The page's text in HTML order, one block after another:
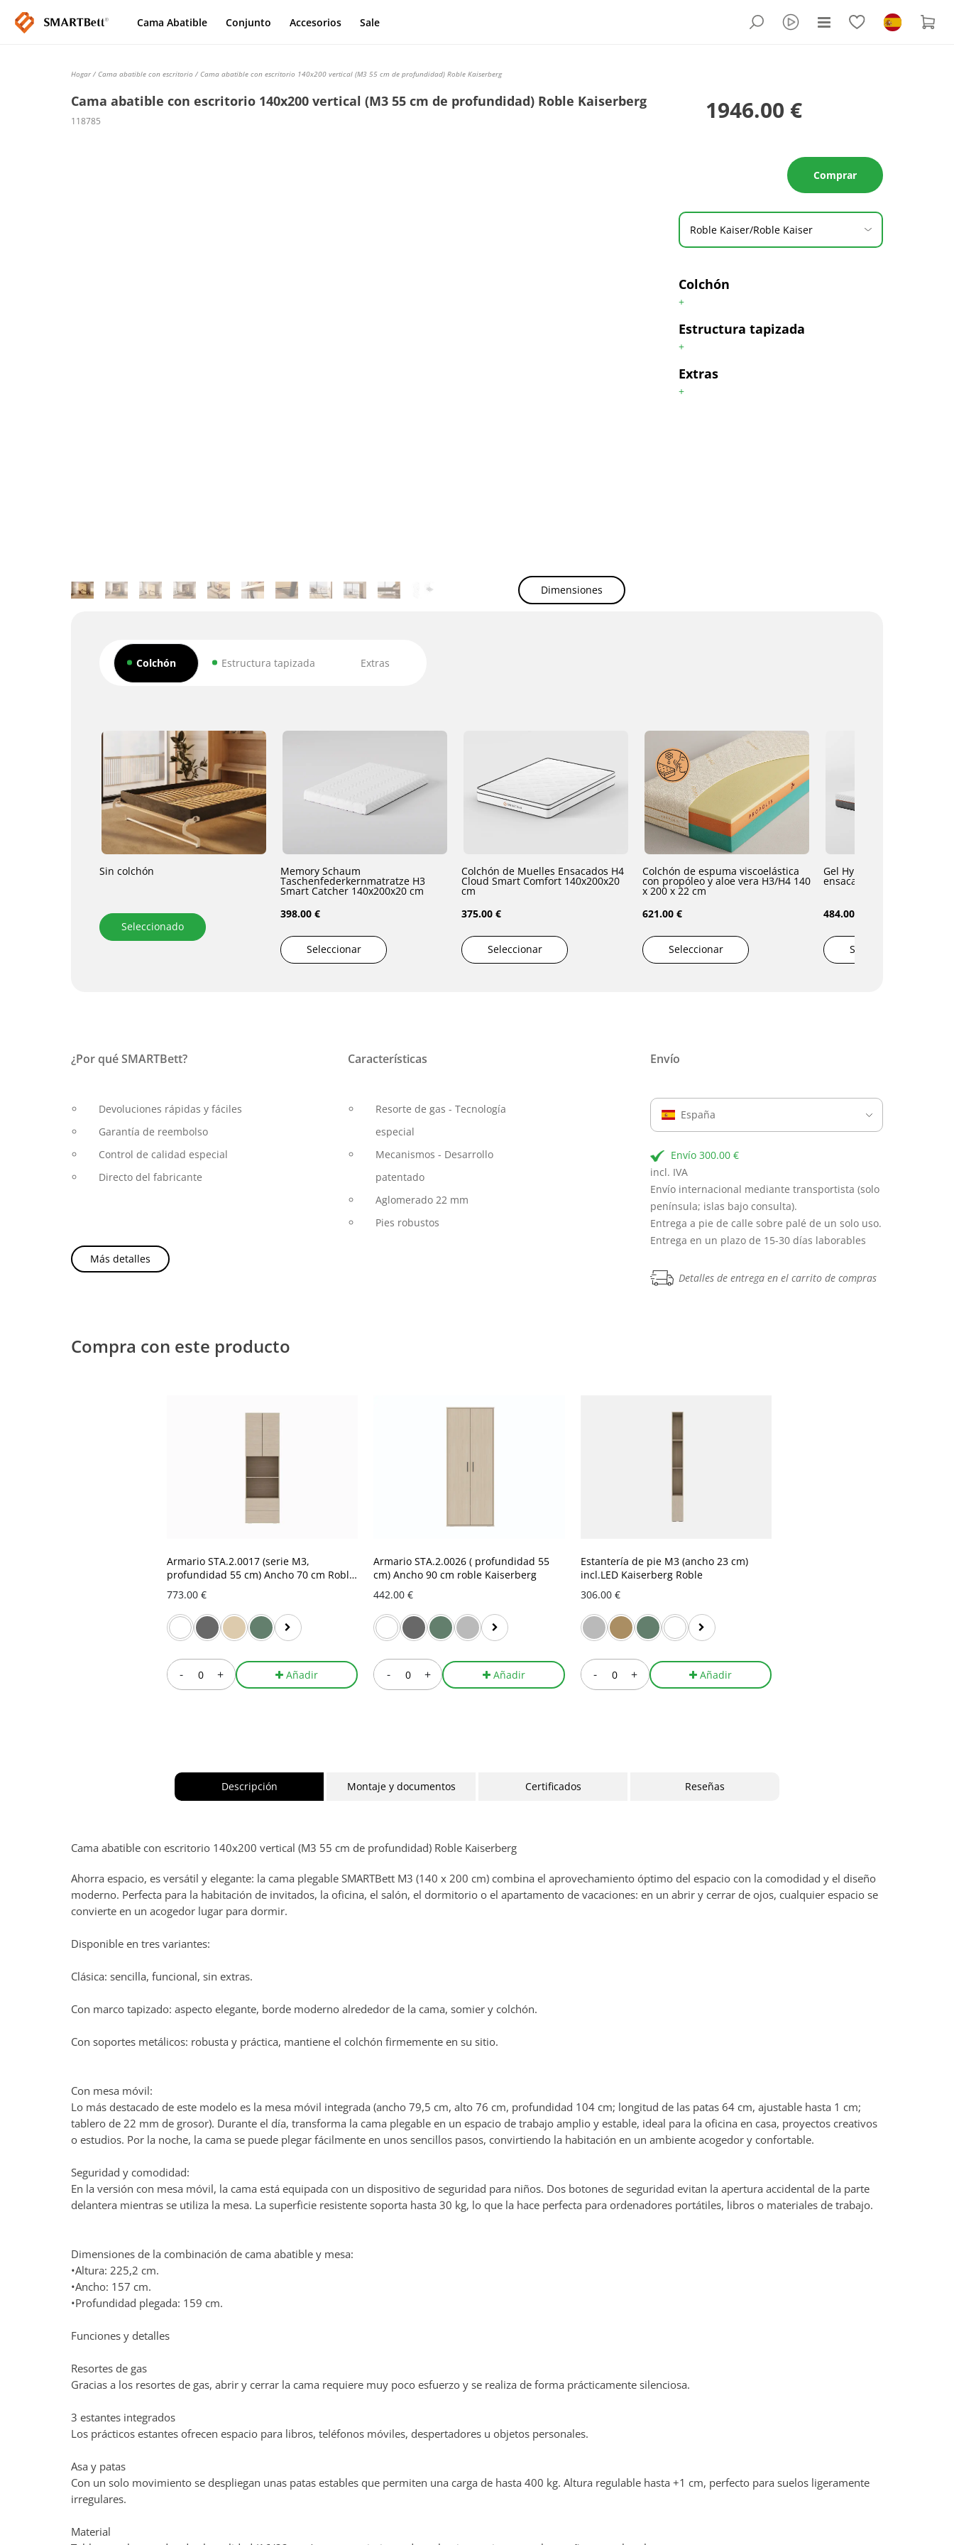
Cama Abatible Conjunto Accesorios Sale
Hogar / Cama abatible con escritorio / Cama abatible con escritorio 140x200 vertical (M3 55 cm de profundidad) Roble Kaiserberg
Cama abatible con escritorio 140x200 vertical (M3 55 cm de profundidad) Roble Kaiserberg
118785 1946.00 €
Dimensiones
Comprar
Roble Kaiser/Roble Kaiser
Colchón
+
Estructura tapizada
+
Extras
+
Colchón Estructura tapizada Extras
Sin colchón
Seleccionado
Memory Schaum
Taschenfederkernmatratze H3
Smart Catcher 140x200x20 cm
398.00 €
Seleccionar
Colchón de Muelles Ensacados H4
Cloud Smart Comfort 140x200x20
cm
375.00 €
Seleccionar
Colchón de espuma viscoelástica
con propóleo y aloe vera H3/H4 140
x 200 x 22 cm
621.00 €
Seleccionar
Gel Hybrid Colchón de
ensacados H3 140x200x22
484.00 €
Seleccionar
¿Por qué SMARTBett?
Devoluciones rápidas y fáciles
Garantía de reembolso
Control de calidad especial
Directo del fabricante
Características
Resorte de gas - Tecnología
especial
Mecanismos - Desarrollo
patentado
Aglomerado 22 mm
Pies robustos
Más detalles
Envío
España
Envío 300.00 €
incl. IVA
Envío internacional mediante transportista (solo
península; islas bajo consulta).
Entrega a pie de calle sobre palé de un solo uso.
Entrega en un plazo de 15-30 días laborables
Detalles de entrega en el carrito de compras
Compra con este producto
Armario STA.2.0017 (serie M3,
profundidad 55 cm) Ancho 70 cm Roble
Kaiserberg
773.00 €
- + Añadir
Armario STA.2.0026 ( profundidad 55
cm) Ancho 90 cm roble Kaiserberg
442.00 €
- + Añadir
Estantería de pie M3 (ancho 23 cm)
incl.LED Kaiserberg Roble
306.00 €
- + Añadir
Descripción Montaje y documentos Certificados Reseñas
Cama abatible con escritorio 140x200 vertical (M3 55 cm de profundidad) Roble Kaiserberg
Ahorra espacio, es versátil y elegante: la cama plegable SMARTBett M3 (140 x 200 cm) combina el aprovechamiento óptimo del espacio con la comodidad y el diseño
moderno. Perfecta para la habitación de invitados, la oficina, el salón, el dormitorio o el apartamento de vacaciones: en un abrir y cerrar de ojos, cualquier espacio se
convierte en un acogedor lugar para dormir.
Disponible en tres variantes:
Clásica: sencilla, funcional, sin extras.
Con marco tapizado: aspecto elegante, borde moderno alrededor de la cama, somier y colchón.
Con soportes metálicos: robusta y práctica, mantiene el colchón firmemente en su sitio.
Con mesa móvil:
Lo más destacado de este modelo es la mesa móvil integrada (ancho 79,5 cm, alto 76 cm, profundidad 104 cm; longitud de las patas 64 cm, ajustable hasta 1 cm;
tablero de 22 mm de grosor). Durante el día, transforma la cama plegable en un espacio de trabajo amplio y estable, ideal para la oficina en casa, proyectos creativos
o estudios. Por la noche, la cama se puede plegar fácilmente en unos sencillos pasos, convirtiendo la habitación en un ambiente acogedor y confortable.
Seguridad y comodidad:
En la versión con mesa móvil, la cama está equipada con un dispositivo de seguridad para niños. Dos botones de seguridad evitan la apertura accidental de la parte
delantera mientras se utiliza la mesa. La superficie resistente soporta hasta 30 kg, lo que la hace perfecta para ordenadores portátiles, libros o materiales de trabajo.
Dimensiones de la combinación de cama abatible y mesa:
•Altura: 225,2 cm.
•Ancho: 157 cm.
•Profundidad plegada: 159 cm.
Funciones y detalles
Resortes de gas
Gracias a los resortes de gas, abrir y cerrar la cama requiere muy poco esfuerzo y se realiza de forma prácticamente silenciosa.
3 estantes integrados
Los prácticos estantes ofrecen espacio para libros, teléfonos móviles, despertadores u objetos personales.
Asa y patas
Con un solo movimiento se despliegan unas patas estables que permiten una carga de hasta 400 kg. Altura regulable hasta +1 cm, perfecto para suelos ligeramente
irregulares.
Material